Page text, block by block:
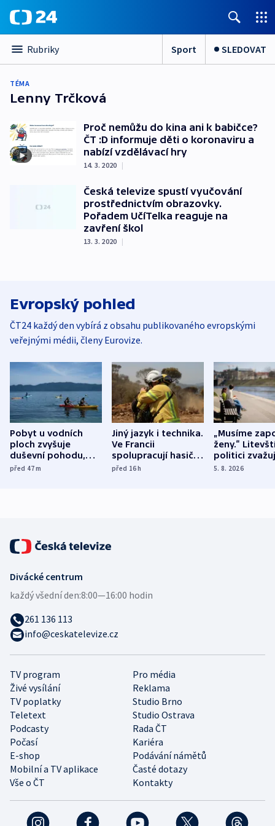
Rubriky Sport SLEDOVAT
TÉMA
Lenny Trčková
Proč nemůžu do kina ani k babičce?
ČT :D informuje děti o koronaviru a
nabízí vzdělávací hry
14. 3. 2020 |
Česká televize spustí vyučování
prostřednictvím obrazovky.
Pořadem UčíTelka reaguje na
zavření škol
13. 3. 2020 |
Evropský pohled
ČT24 každý den vybírá z obsahu publikovaného evropskými
veřejnými médii, členy Eurovize.
Pobyt u vodních
ploch zvyšuje
duševní pohodu,
ukázala
před 47m
Jiný jazyk i technika.
Ve Francii
spolupracují hasiči z
různých zemí
před 16h
„Musíme
ženy.“
politici
dohodu o
5. 8. 2026
TV program
Pro média
Živé vysílání
Reklama
TV poplatky
Studio Brno
Teletext
Studio Ostrava
Podcasty
Rada ČT
Počasí
Kariéra
E-shop
Podávání námětů
Mobilní a TV aplikace
Časté dotazy
Vše o ČT
Kontakty
Divácké centrum
každý všední den:8:00—16:00 hodin
261 136 113
info@ceskatelevize.cz